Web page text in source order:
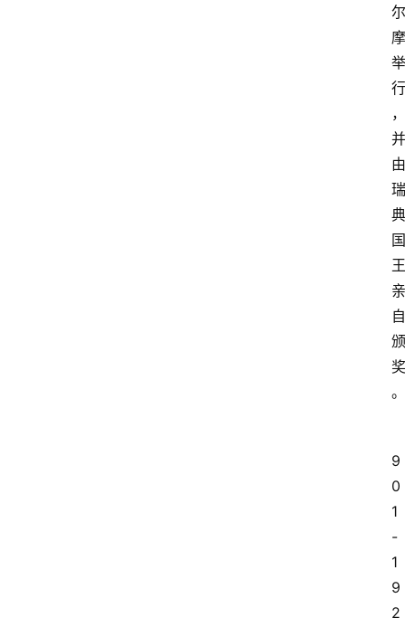
尔
摩
举
行
，
并
由
瑞
典
国
王
亲
自
颁
奖
。
9
0
1
-
1
9
2